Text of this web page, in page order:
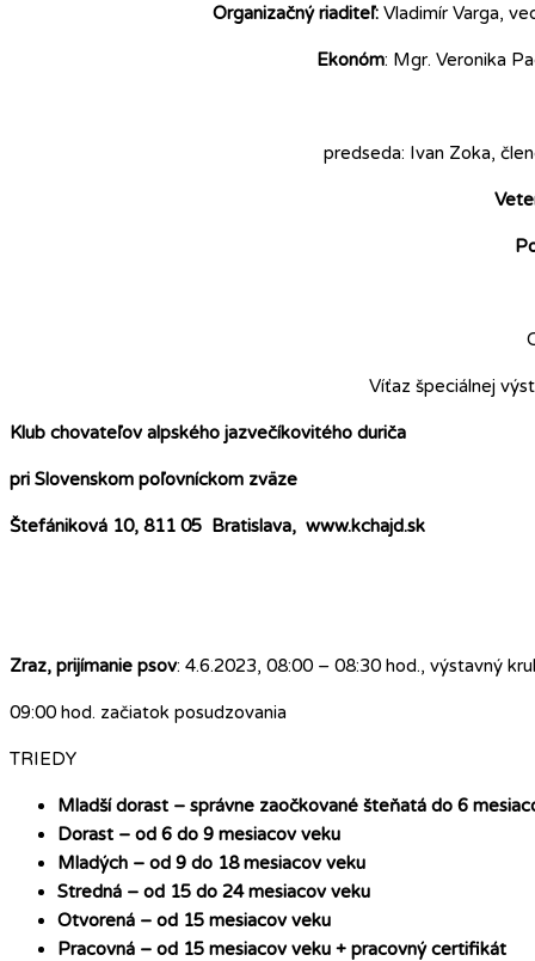
Organizačný riaditeľ:Vladimír Varga,
Ekonóm: Mgr. Veronika
predseda: Ivan Zoka,
Víťaz špeciálnej
Klub chovateľov alpského jazvečíkovitého duriča
pri Slovenskom poľovníckom zväze
Štefániková 10, 811 05 Bratislava, www.kchajd.sk
Zraz, prijímanie psov: 4.6.2023, 08:00 – 08:30 hod., výstavný
09:00 hod. začiatok posudzovania
TRIEDY
Mladší dorast – správne zaočkované šteňatá do 6
Dorast – od 6 do 9 mesiacov veku
Mladých – od 9 do 18 mesiacov veku
Stredná – od 15 do 24 mesiacov veku
Otvorená – od 15 mesiacov veku
Pracovná – od 15 mesiacov veku + pracovný certifikát